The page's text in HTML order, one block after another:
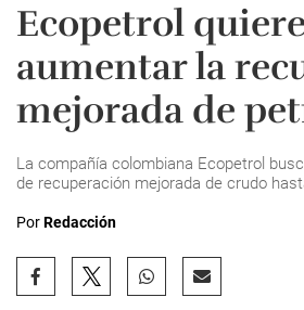
Ecopetrol quiere
aumentar la
mejorada de
La compañía colombiana Ecopetrol
de recuperación mejorada de crudo
PorRedacción